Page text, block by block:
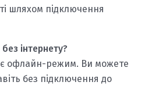
шляхом підключення
інтернету?
офлайн-режим. Ви можете
без підключення до